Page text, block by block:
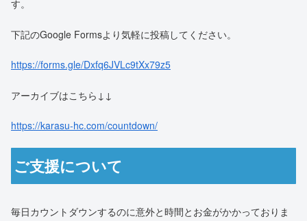
す。
下記のGoogle Formsより気軽に投稿してください。
https://forms.gle/Dxfq6JVLc9tXx79z5
アーカイブはこちら↓↓
https://karasu-hc.com/countdown/
ご支援について
毎日カウントダウンするのに意外と時間とお金がかかっておりま